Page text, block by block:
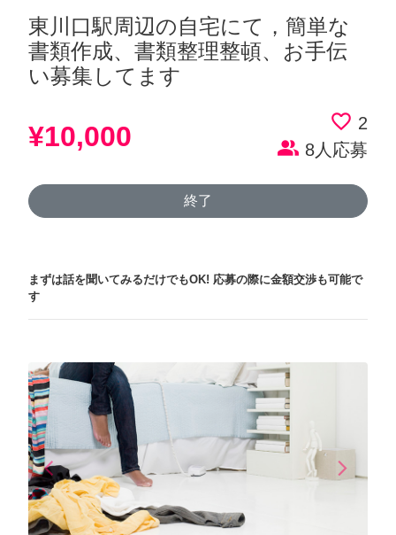
東川口駅周辺の自宅にて，簡単な
書類作成、書類整理整頓、お手伝
い募集してます
¥10,000 favorite_border 2
people_alt 8人応募
終了
まずは話を聞いてみるだけでもOK! 応募の際に金額交渉も可能で
す
arrow_back_iosPrevious arrow_forward_iosNext